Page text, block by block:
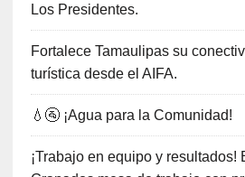
Los Presidentes.
Fortalece Tamaulipas su
turística desde el AIFA.
💧🚰 ¡Agua para la Comunidad!
¡Trabajo en equipo y resultados!